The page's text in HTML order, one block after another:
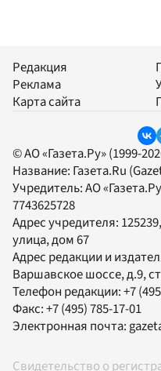
Редакция
Реклама
Карта сайта
© АО «Газета.Ру» (1999-
Название: Газета.Ru
Учредитель:АО
7743625728
Адрес учредителя:
улица, дом 67
Адрес редакции и
Варшавское шоссе, д.9,
Телефон редакции:+7
Факс:+7 (495) 785-17-01
Электронная почта:
Свидетельство о